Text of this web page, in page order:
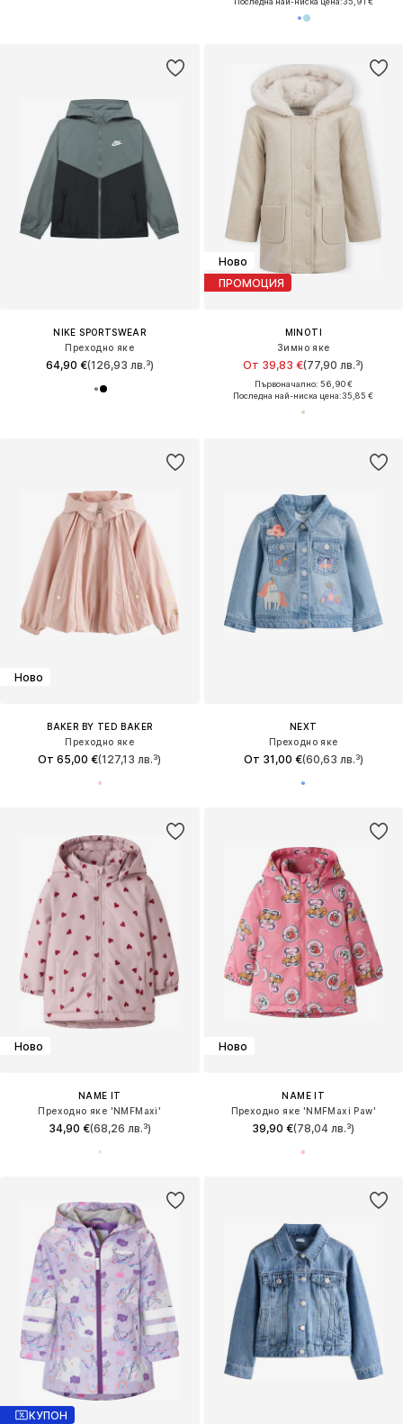
NIKE SPORTSWEAR
Преходно яке
64,90 €(126,93 лв.³)
Ново
ПРОМОЦИЯ
MINOTI
Зимно яке
От 39,83 €(77,90 лв.³)
Първоначално: 56,90 €
Последна най-ниска цена:35,85 €
Ново
BAKER BY TED BAKER
Преходно яке
От 65,00 €(127,13 лв.³)
NEXT
Преходно яке
От 31,00 €(60,63 лв.³)
Ново
NAME IT
Преходно яке 'NMFMaxi'
34,90 €(68,26 лв.³)
Ново
NAME IT
Преходно яке 'NMFMaxi Paw'
39,90 €(78,04 лв.³)
КУПОН